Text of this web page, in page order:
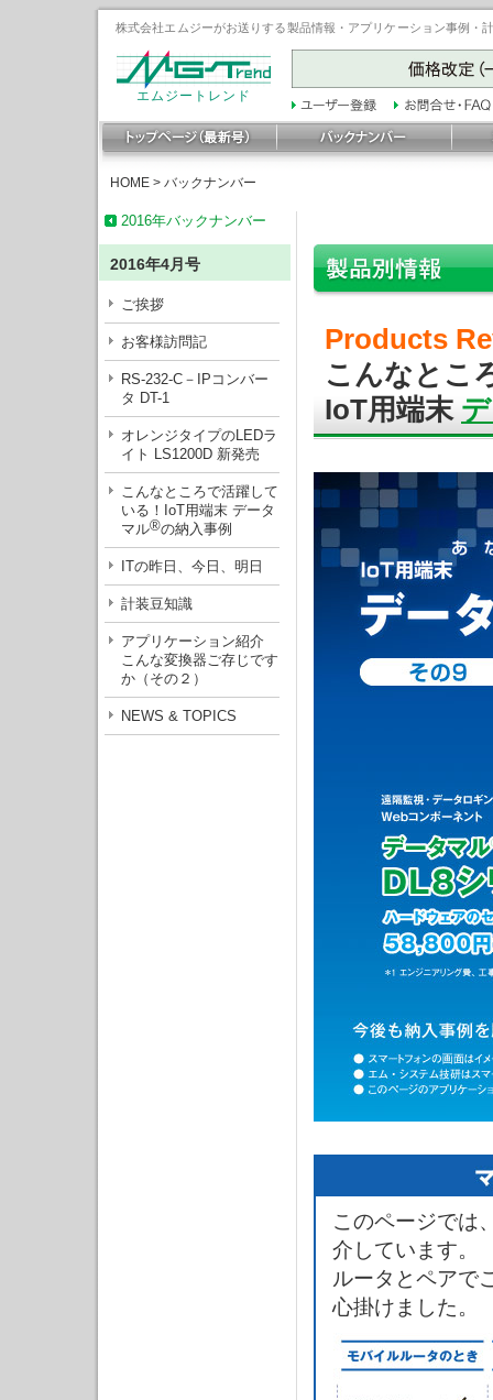
株式会社エムジーがお送りする製品情報・アプリケーション事例
エムジートレンド
HOME > バックナンバー
2016年バックナンバー
2016年4月号
ご挨拶
お客様訪問記
RS-232-C－IPコンバー
タ DT-1
オレンジタイプのLEDラ
イト LS1200D 新発売
こんなところで活躍して
いる！IoT用端末 データ
マル®の納入事例
ITの昨日、今日、明日
計装豆知識
アプリケーション紹介
こんな変換器ご存じです
か（その２）
NEWS & TOPICS
Products
こんなとこ
IoT用端末
このページでは
介しています。
ルータとペアで
心掛けました。